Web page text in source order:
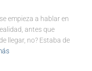
empieza a hablar en
antes que
llegar, no? Estaba de